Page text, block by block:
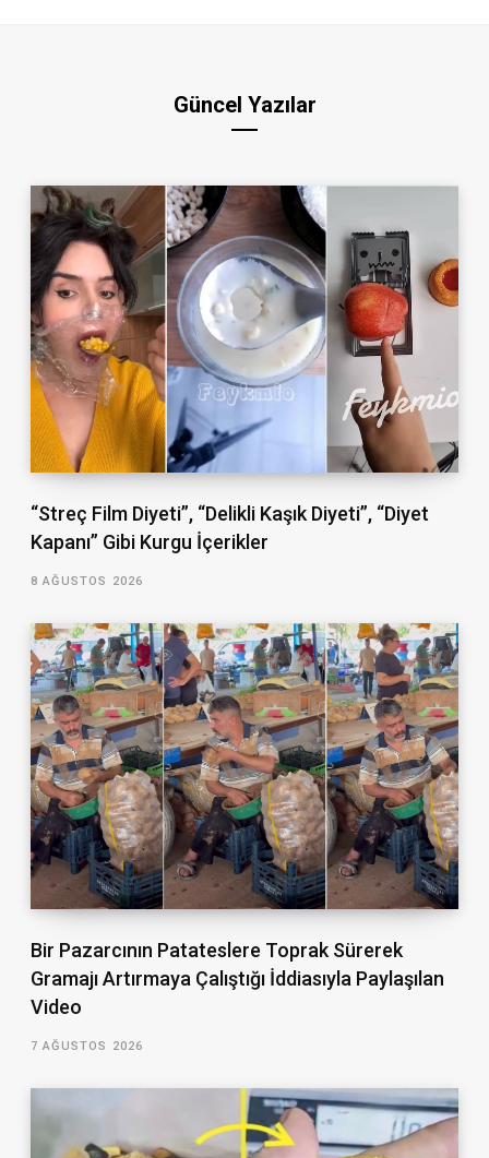
Güncel Yazılar
“Streç Film Diyeti”, “Delikli Kaşık Diyeti”, “Diyet
Kapanı” Gibi Kurgu İçerikler
8 AĞUSTOS 2026
Bir Pazarcının Patateslere Toprak Sürerek
Gramajı Artırmaya Çalıştığı İddiasıyla Paylaşılan
Video
7 AĞUSTOS 2026